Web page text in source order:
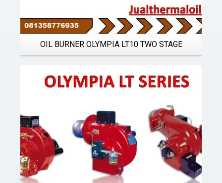
OIL BURNER OLYMPIA LT10 TWO STAGE
Details